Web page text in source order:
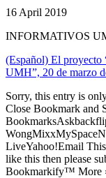
16 April 2019
INFORMATIVOS
(Español) El proyecto
UMH”, 20 de marzo
Sorry, this entry is
Close Bookmark and
LiveYahoo!Email
like this then please
Bookmarkify™ More